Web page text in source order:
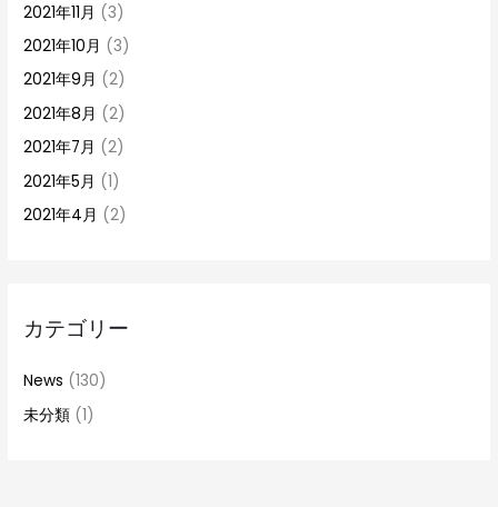
2021年11月 (3)
2021年10月 (3)
2021年9月 (2)
2021年8月 (2)
2021年7月 (2)
2021年5月 (1)
2021年4月 (2)
カテゴリー
News (130)
未分類 (1)